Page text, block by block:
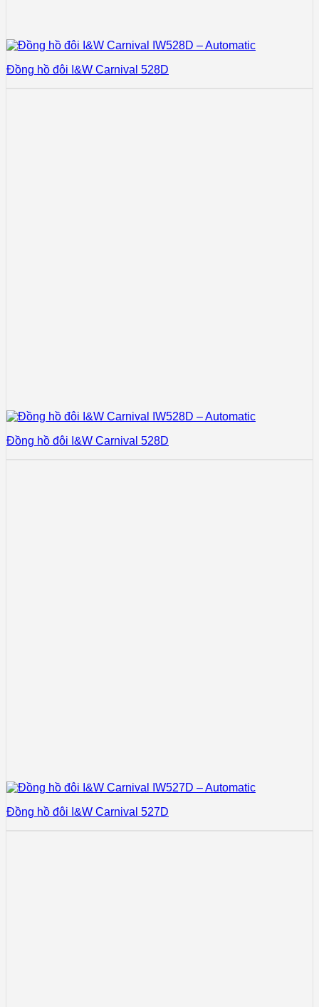
Đồng hồ đôi I&W Carnival 528D
Đồng hồ đôi I&W Carnival 528D
Đồng hồ đôi I&W Carnival 527D